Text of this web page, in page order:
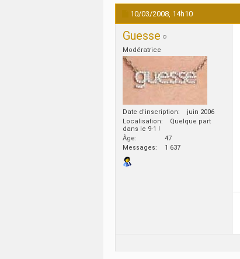
10/03/2008, 14h10
Guesse
Modératrice
Date d'inscription
juin 2006
Localisation
Quelque part
dans le 9-1 !
Âge
47
Messages
1 637